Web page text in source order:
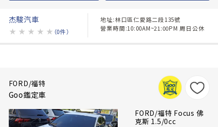
杰駿汽車
★ ★ ★ ★ ★ （0件）
地址:林口區仁愛路二段135號
營業時間:10:00AM~21:00PM 周日公休
FORD/福特
Goo鑑定車
FORD/福特 Focus 佛
克斯 1.5/0cc